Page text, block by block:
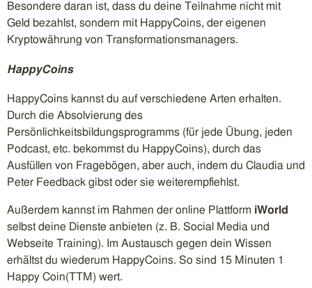
Besondere daran ist, dass du deine Teilnahme nicht mit
Geld bezahlst, sondern mit HappyCoins, der eigenen
Kryptowährung von Transformationsmanagers.
HappyCoins
HappyCoins kannst du auf verschiedene Arten erhalten.
Durch die Absolvierung des
Persönlichkeitsbildungsprogramms (für jede Übung, jeden
Podcast, etc. bekommst du HappyCoins), durch das
Ausfüllen von Fragebögen, aber auch, indem du Claudia und
Peter Feedback gibst oder sie weiterempfiehlst.
Außerdem kannst im Rahmen der online Plattform iWorld
selbst deine Dienste anbieten (z. B. Social Media und
Webseite Training). Im Austausch gegen dein Wissen
erhältst du wiederum HappyCoins. So sind 15 Minuten 1
Happy Coin(TTM) wert.